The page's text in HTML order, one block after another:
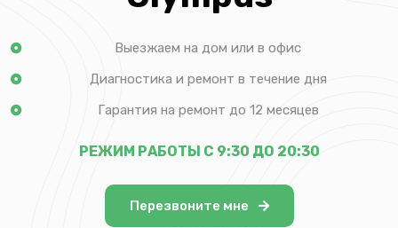
Выезжаем на дом или в офис
Диагностика и ремонт в течение дня
Гарантия на ремонт до 12 месяцев
РЕЖИМ РАБОТЫ С 9:30 ДО 20:30
Перезвоните мне